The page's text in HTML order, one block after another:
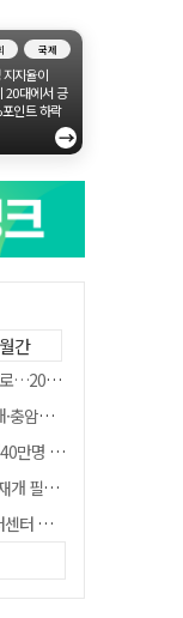
국제
지율이
20대에서 긍
인트 하락
→
월간
급락
통합 직격
명대 회복"
하다"
선다
적 보복"